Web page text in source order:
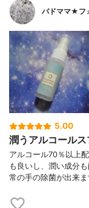
バドママ★フ
5.00
潤うアルコールス
アルコール70％以上
も良いし、潤い成分
常の手の除菌が出来